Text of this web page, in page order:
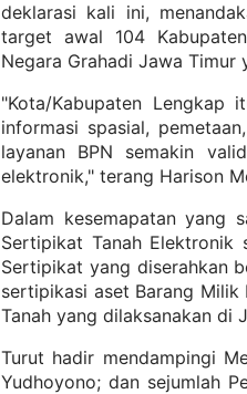
deklarasi kali ini,
target awal 104
Negara Grahadi Jawa Timur
"Kota/Kabupaten Lengkap
informasi spasial,
layanan BPN semakin
elektronik," terang Harison
Dalam kesemapatan yang
Sertipikat Tanah Elektronik
Sertipikat yang diserahkan
sertipikasi aset Barang
Tanah yang dilaksanakan di
Turut hadir mendampingi
Yudhoyono; dan sejumlah